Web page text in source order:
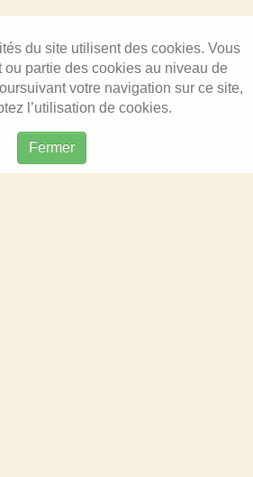
du site utilisent des cookies. Vous
ou partie des cookies au niveau de
votre navigation sur ce site,
l’utilisation de cookies.
Fermer